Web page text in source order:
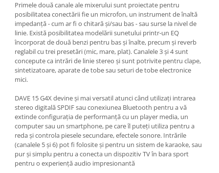
Primele două canale ale mixerului sunt proiectate pentru
posibilitatea conectării fie un microfon, un instrument de înaltă
impedanță - cum ar fi o chitară și/sau bas - sau surse la nivel de
linie. Există posibilitatea modelării sunetului printr-un EQ
încorporat de două benzi pentru bas și înalte, precum și reverb
reglabil cu trei presetări (mic, mare, plat). Canalele 3 și 4 sunt
concepute ca intrări de linie stereo și sunt potrivite pentru clape,
sintetizatoare, aparate de tobe sau seturi de tobe electronice
mici.
DAVE 15 G4X devine și mai versatil atunci când utilizați intrarea
stereo digitală SPDIF sau conexiunea Bluetooth pentru a vă
extinde configurația de performanță cu un player media, un
computer sau un smartphone, pe care îl puteți utiliza pentru a
reda și controla piesele secundare, efectele sonore. Intrările
(canalele 5 și 6) pot fi folosite și pentru un sistem de karaoke, sau
pur și simplu pentru a conecta un dispozitiv TV în bara sport
pentru o experiență audio impresionantă